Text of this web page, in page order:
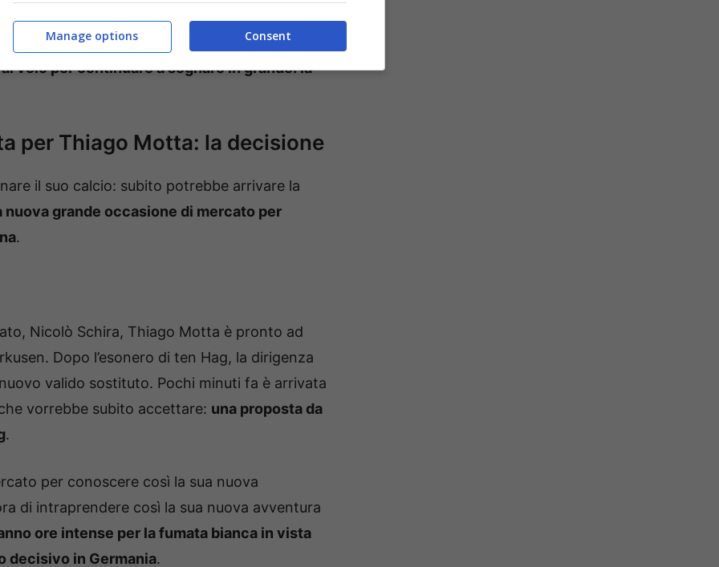
Tanti risultati negativi hanno portato
della Juve, ma ora è pronto a ripartire con
volo per continuare a sognare in grande: la
per Thiago Motta: la decisione
il suo calcio: subito potrebbe arrivare la
nuova grande occasione di mercato per
.
Nicolò Schira, Thiago Motta è pronto ad
Dopo l’esonero di ten Hag, la dirigenza
valido sostituto. Pochi minuti fa è arrivata
vorrebbe subito accettare: una proposta da
.
per conoscere così la sua nuova
di intraprendere così la sua nuova avventura
ore intense per la fumata bianca in vista
decisivo in Germania.
Consent
Manage options